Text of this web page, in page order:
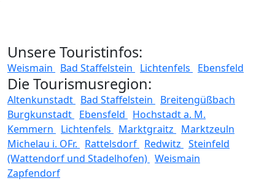
Unsere Touristinfos:
Weismain Bad Staffelstein Lichtenfels Ebensfeld
Die Tourismusregion:
Altenkunstadt Bad Staffelstein
Breitengüßbach
Burgkunstadt Ebensfeld
Hochstadt a. M.
Kemmern
Lichtenfels Marktgraitz
Marktzeuln
Michelau i. OFr.
Rattelsdorf Redwitz Steinfeld
(Wattendorf und Stadelhofen) Weismain
Zapfendorf